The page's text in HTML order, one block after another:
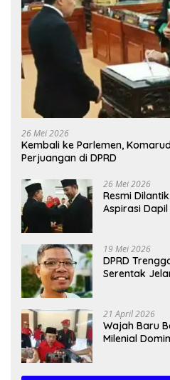
26 Mei 2026
Kembali ke Parlemen,
Perjuangan di DPRD
26 Mei 2026
Resmi
Aspirasi
19 Mei 2026
DPRD
Serentak
21 April 2026
Wajah Baru
Milenial